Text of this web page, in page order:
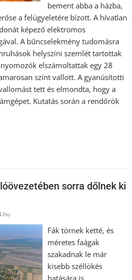
bement abba a házba,
a felügyeletére bízott. A hívatlan
képező elektromos
A bűncselekmény tudomásra
helyszíni szemlét tartottak
elszámoltattak egy 28
színt vallott. A gyanúsítotti
tett és elmondta, hogy a
Kutatás során a rendőrök
sorra dőlnek ki
Fák törnek ketté, és
méretes faágak
szakadnak le már
kisebb széllökés
hatására is